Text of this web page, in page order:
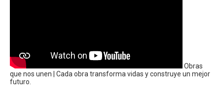
Obras
que nos unen | Cada obra transforma vidas y construye un mejor
futuro.